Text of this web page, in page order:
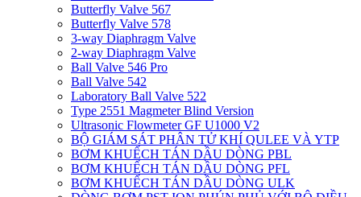
Butterfly Valve 567
Butterfly Valve 578
3-way Diaphragm Valve
2-way Diaphragm Valve
Ball Valve 546 Pro
Ball Valve 542
Laboratory Ball Valve 522
Type 2551 Magmeter Blind Version
Ultrasonic Flowmeter GF U1000 V2
BỘ GIÁM SÁT PHÂN TỬ KHÍ QULEE VÀ YTP
BƠM KHUẾCH TÁN DẦU DÒNG PBL
BƠM KHUẾCH TÁN DẦU DÒNG PFL
BƠM KHUẾCH TÁN DẦU DÒNG ULK